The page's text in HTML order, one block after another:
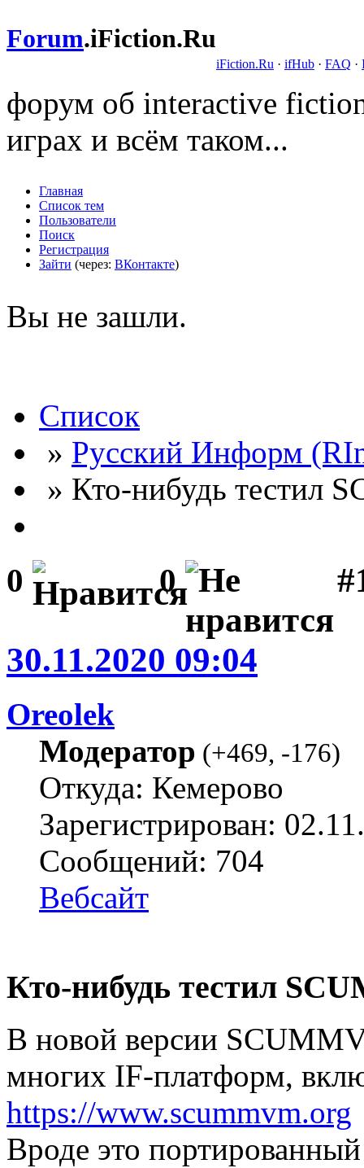
Forum.iFiction.Ru
iFiction.Ru · ifHub · FAQ ·
форум об interactive
играх и всём таком...
Главная
Список тем
Пользователи
Поиск
Регистрация
Зайти (через: ВКонтакте)
Вы не зашли.
Список
» Русский Информ
» Кто-нибудь тестил
0 0
30.11.2020 09:04
Oreolek
Модератор (+469, -176)
Откуда: Кемерово
Зарегистрирован:
Сообщений: 704
Вебсайт
Кто-нибудь тестил
В новой версии
многих IF-платформ,
https://www.scummvm.org
Вроде это